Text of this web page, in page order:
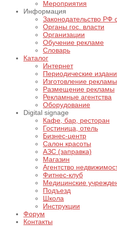
Мероприятия
Информация
Законодательство РФ
Органы гос. власти
Организации
Обучение рекламе
Словарь
Каталог
Интернет
Периодические
Изготовление рекламы
Размещение рекламы
Рекламные агентства
Оборудование
Digital signage
Кафе, бар, ресторан
Гостиница, отель
Бизнес-центр
Салон красоты
АЗС (заправка)
Магазин
Агентство
Фитнес-клуб
Медицинские
Подъезд
Школа
Инструкции
Форум
Контакты